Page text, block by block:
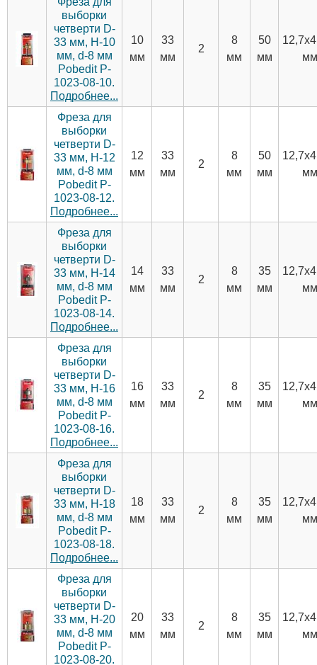
выборки
четверти D-
33 мм, H-10
мм, d-8 мм
Pobedit P-
1023-08-10.
Подробнее...
10
мм
33
мм
2
8
мм
50
мм
мм
Фреза для
выборки
четверти D-
33 мм, H-12
мм, d-8 мм
Pobedit P-
1023-08-12.
Подробнее...
12
мм
33
мм
2
8
мм
50
мм
мм
Фреза для
выборки
четверти D-
33 мм, H-14
мм, d-8 мм
Pobedit P-
1023-08-14.
Подробнее...
14
мм
33
мм
2
8
мм
35
мм
мм
Фреза для
выборки
четверти D-
33 мм, H-16
мм, d-8 мм
Pobedit P-
1023-08-16.
Подробнее...
16
мм
33
мм
2
8
мм
35
мм
мм
Фреза для
выборки
четверти D-
33 мм, H-18
мм, d-8 мм
Pobedit P-
1023-08-18.
Подробнее...
18
мм
33
мм
2
8
мм
35
мм
мм
Фреза для
выборки
четверти D-
33 мм, H-20
мм, d-8 мм
Pobedit P-
1023-08-20.
20
мм
33
мм
2
8
мм
35
мм
мм